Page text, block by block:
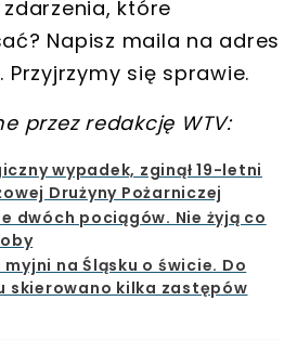
zdarzenia, które
Napisz maila na adres
. Przyjrzymy się sprawie.
przez redakcję WTV:
wypadek, zginął 19-letni
Drużyny Pożarniczej
dwóch pociągów. Nie żyją co
na Śląsku o świcie. Do
skierowano kilka zastępów